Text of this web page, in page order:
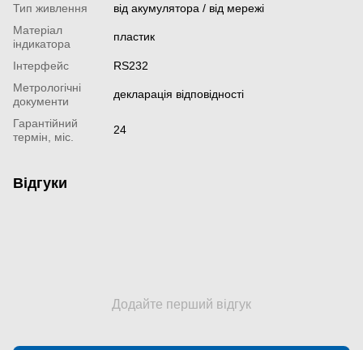
Тип живлення
від акумулятора / від мережі
Матеріал
індикатора
пластик
Інтерфейс
RS232
Метрологічні
документи
декларація відповідності
Гарантійний
термін, міс.
24
Відгуки
Додайте перший відгук